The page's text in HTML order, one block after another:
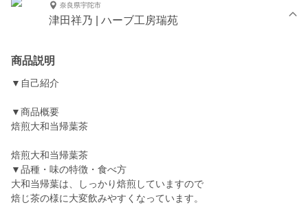
奈良県宇陀市
津田祥乃 | ハーブ工房瑞苑
商品説明
▼自己紹介
▼商品概要
焙煎大和当帰葉茶
焙煎大和当帰葉茶
▼品種・味の特徴・食べ方
大和当帰葉は、しっかり焙煎していますので
焙じ茶の様に大変飲みやすくなっています。